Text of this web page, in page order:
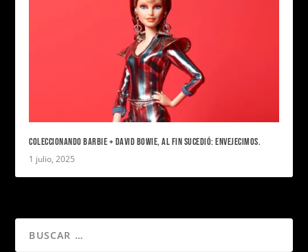
COLECCIONANDO BARBIE + DAVID BOWIE, AL FIN SUCEDIÓ: ENVEJECIMOS.
1 julio, 2025